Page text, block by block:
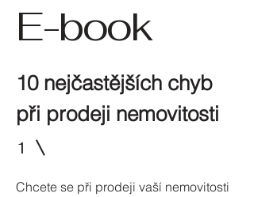
E-book
10 nejčastějších chyb
při prodeji nemovitosti
1
Chcete se při prodeji vaší nemovitosti